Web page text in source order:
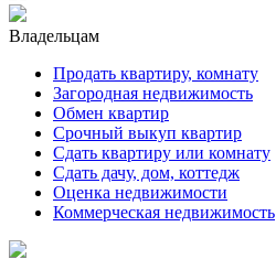
Владельцам
Продать квартиру, комнату
Загородная недвижимость
Обмен квартир
Срочный выкуп квартир
Сдать квартиру или комнату
Сдать дачу, дом, коттедж
Оценка недвижимости
Коммерческая недвижимость